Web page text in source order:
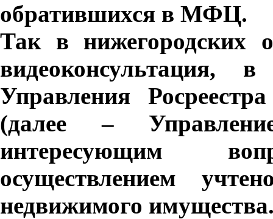
обратившихся в МФЦ.
Так в нижегородских
видеоконсультация,
Управления
(далее –
интересующим
осуществлением
недвижимого